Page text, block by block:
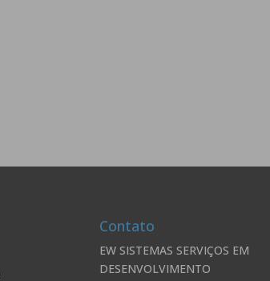
Contato
EW SISTEMAS SERVIÇOS EM
DESENVOLVIMENTO